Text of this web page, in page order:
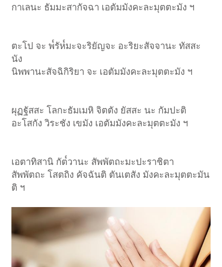
กาเลนะ ธัมมะสากัจฉา เอตัมมังคะละมุตตะมัง ฯ
ตะโป จะ พ๎รัห๎มะจะริยัญจะ อะริยะสัจจานะ ทัสสะ
นัง
นิพพานะสัจฉิกิริยา จะ เอตัมมังคะละมุตตะมัง ฯ
ผุฏฐัสสะ โลกะธัมเมหิ จิตตัง ยัสสะ นะ กัมปะติ
อะโสกัง วิระชัง เขมัง เอตัมมังคะละมุตตะมัง ฯ
เอตาทิสานิ กัต๎วานะ สัพพัตถะมะปะราชิตา
สัพพัตถะ โสตถิง คัจฉันติ ตันเตสัง มังคะละมุตตะมัน
ติ ฯ